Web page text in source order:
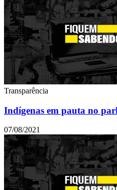
Transparência
Indígenas em pauta no
07/08/2021